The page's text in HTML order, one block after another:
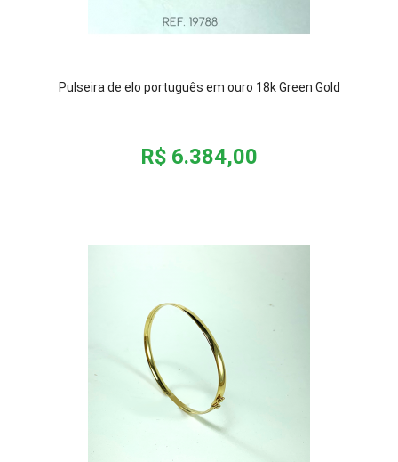
Pulseira de elo português em ouro 18k Green Gold
R$ 6.384,00